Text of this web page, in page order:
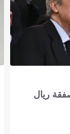
ريال